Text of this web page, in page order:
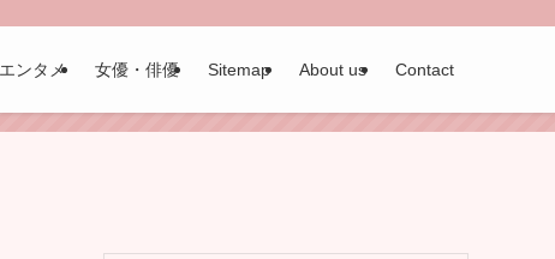
エンタメ 女優・俳優 Sitemap About us Contact